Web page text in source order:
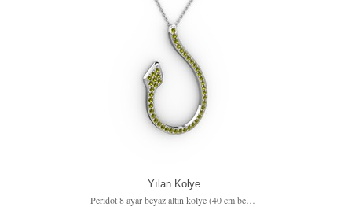
Yılan Kolye
Peridot 8 ayar beyaz altın kolye (40 cm beyaz altın rolo zincir)